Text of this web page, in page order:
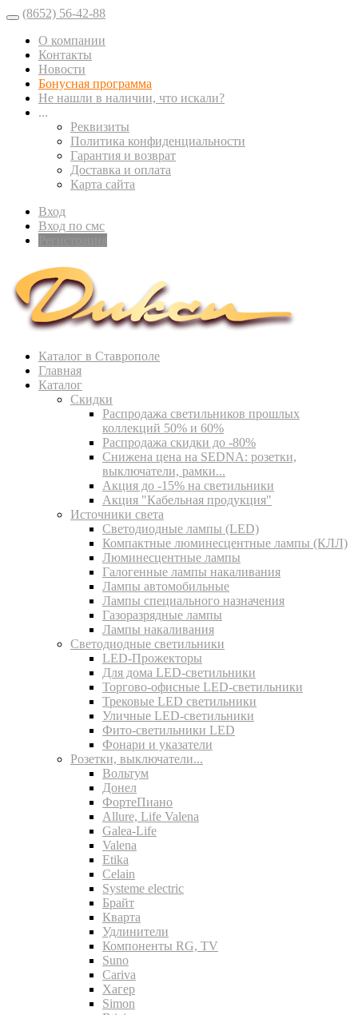
(8652) 56-42-88
О компании
Контакты
Новости
Бонусная программа
Не нашли в наличии, что искали?
...
Реквизиты
Политика конфиденциальности
Гарантия и возврат
Доставка и оплата
Карта сайта
Вход
Вход по смс
Каталог в Ставрополе
Главная
Каталог
Скидки
Распродажа светильников прошлых
коллекций 50% и 60%
Распродажа скидки до -80%
Cнижена цена на SEDNA: розетки,
выключатели, рамки...
Акция до -15% на светильники
Акция "Кабельная продукция"
Источники света
Светодиодные лампы (LED)
Компактные люминесцентные лампы (КЛЛ)
Люминесцентные лампы
Галогенные лампы накаливания
Лампы автомобильные
Лампы специального назначения
Газоразрядные лампы
Лампы накаливания
Светодиодные светильники
LED-Прожекторы
Для дома LED-светильники
Торгово-офисные LED-светильники
Трековые LED светильники
Уличные LED-светильники
Фито-светильники LED
Фонари и указатели
Розетки, выключатели...
Вольтум
Донел
ФортеПиано
Allure, Life Valena
Galea-Life
Valena
Etika
Celain
Systeme electric
Брайт
Кварта
Удлинители
Компоненты RG, TV
Suno
Cariva
Хагер
Simon